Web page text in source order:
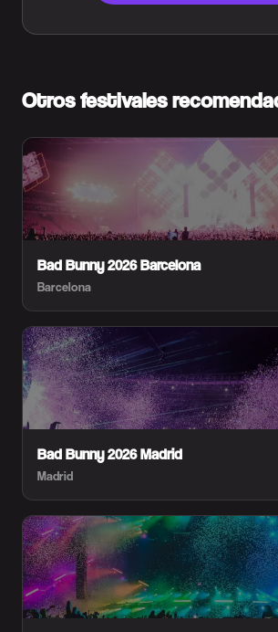
Otros festivales
Bad Bunny 2026 Barcelona
Barcelona
Bad Bunny 2026 Madrid
Madrid